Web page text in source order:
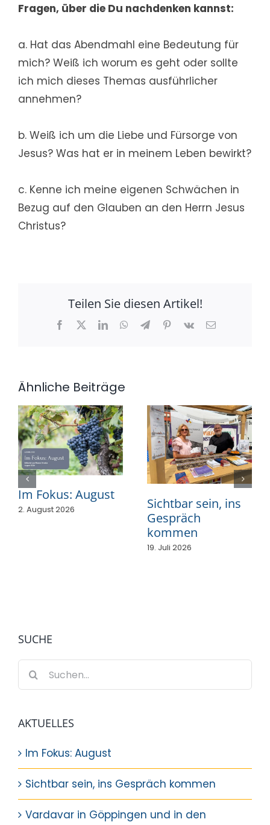
Fragen, über die Du nachdenken kannst:
a. Hat das Abendmahl eine Bedeutung für
mich? Weiß ich worum es geht oder sollte
ich mich dieses Themas ausführlicher
annehmen?
b. Weiß ich um die Liebe und Fürsorge von
Jesus? Was hat er in meinem Leben bewirkt?
c. Kenne ich meine eigenen Schwächen in
Bezug auf den Glauben an den Herrn Jesus
Christus?
Teilen Sie diesen Artikel!
Facebook
X LinkedInWhatsApp
TelegramPinterest
Vk
E-
Ähnliche Beiträge
Im Fokus: August
2. August 2026
Sichtbar sein, ins
Gespräch
kommen
19. Juli 2026
SUCHE
Suche
nach:
AKTUELLES
Im Fokus: August
Sichtbar sein, ins Gespräch kommen
Vardavar in Göppingen und in den